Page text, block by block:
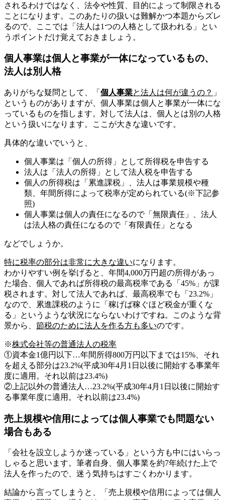
されるわけではなく、法令や性質、目的によって制限される
ことになります。このあたりの扱いは難解かつ本題からズレ
るので、ここでは「法人は1つの人格として扱われる」とい
うポイントだけ覚えておきましょう。
個人事業は個人と事業が一体になっているもの、
法人は別人格
ありがちな疑問として、「 個人事業と法人は何が違うの？ 」
というものがありますが、個人事業は個人と事業が一体にな
っているものを指します。対して法人は、個人とは別の人格
という扱いになります。ここが大きな違いです。
具体的な違いでいうと、
個人事業は「個人の所得」として所得税を申告する
法人は「法人の所得」として法人税を申告する
個人の所得税は「累進課税」、法人は事業規模や種
類、年間所得によって税率が定められている(※下記参
照)
個人事業は個人の責任になるので「無限責任」、法人
は法人格の責任になるので「有限責任」となる
などでしょうか。
特に税率の部分は非常に大きな違いになります。
わかりやすい例を挙げると、年間4,000万円超の所得があっ
た場合、個人であれば所得税の最高税率である「45%」が課
税されます。対して法人であれば、最高税率でも「23.2%」
なので、累進課税のように「稼げば稼ぐほど税金が重くな
る」というような状況にならないわけですね。このような背
景から、 節税のために法人を作る方も多いのです。
※株式会社等の普通法人の税率
①資本金1億円以下…年間所得800万円以下までは15%、それ
を超える部分は23.2%(平成30年4月1日以後に開始する事業年
度に適用。それ以前は23.4%)
②上記以外の普通法人…23.2%(平成30年4月1日以後に開始す
る事業年度に適用。それ以前は23.4%)
売上規模や信用によっては個人事業でも問題ない
場合もある
「会社を設立しようか迷っている」という方も中にはいらっ
しゃると思います。筆者自身、個人事業を約7年続けた上で
法人を作ったので、迷う気持ちはすごくわかります。
結論から言ってしまうと、「売上規模や信用によっては個人